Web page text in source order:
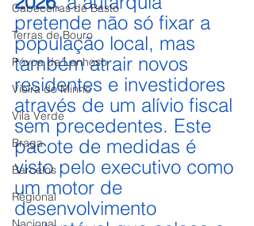
Cabeceiras de Basto
Terras de Bouro
Póvoa de Lanhoso
Vieira do Minho
Vila Verde
Braga
Barcelos
Regional
pretende não só fixar a
população local, mas
também atrair novos
residentes e investidores
através de um alívio fiscal
sem precedentes. Este
pacote de medidas é
visto pelo executivo como
um motor de
desenvolvimento